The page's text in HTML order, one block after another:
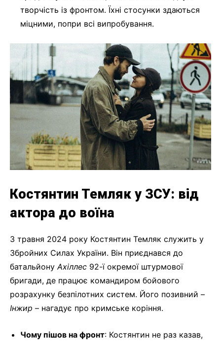
творчість із фронтом. Їхні стосунки здаються
міцними, попри всі випробування.
Костянтин Темляк у ЗСУ: від
актора до воїна
З травня 2024 року Костянтин Темляк служить у
Збройних Силах України. Він приєднався до
батальйонуАхіллес 92-ї окремої штурмової
бригади, де працює командиром бойового
розрахунку безпілотних систем. Його позивний –
Інжир – нагадує про кримське коріння.
Чому пішов на фронт: Костянтин не раз казав,